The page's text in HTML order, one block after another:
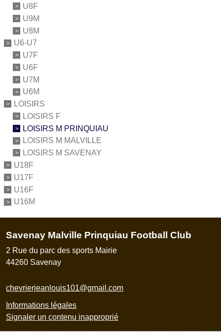
U8F
U9M
U8M
U6-U7
U7F
U6F
U7M
U6M
LOISIRS
LOISIRS F
LOISIRS M PRINQUIAU
LOISIRS M MALVILLE
LOISIRS M SAVENAY
U18F
U17F
U16F
U16M
Savenay Malville Prinquiau Football Club
2 Rue du parc des sports Mairie
44260 Savenay
chevrierjeanlouis101@gmail.com
Informations légales
Signaler un contenu inapproprié